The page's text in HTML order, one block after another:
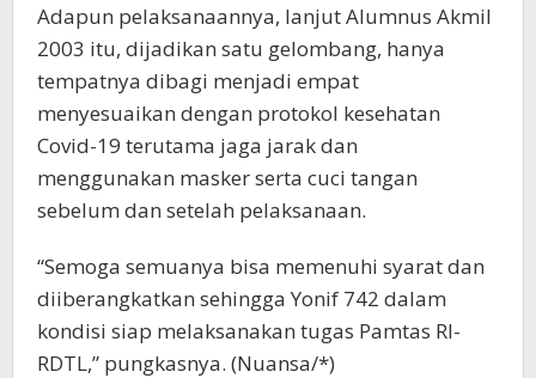
Adapun pelaksanaannya, lanjut Alumnus Akmil
2003 itu, dijadikan satu gelombang, hanya
tempatnya dibagi menjadi empat
menyesuaikan dengan protokol kesehatan
Covid-19 terutama jaga jarak dan
menggunakan masker serta cuci tangan
sebelum dan setelah pelaksanaan.
“Semoga semuanya bisa memenuhi syarat dan
diiberangkatkan sehingga Yonif 742 dalam
kondisi siap melaksanakan tugas Pamtas RI-
RDTL,” pungkasnya. (Nuansa/*)